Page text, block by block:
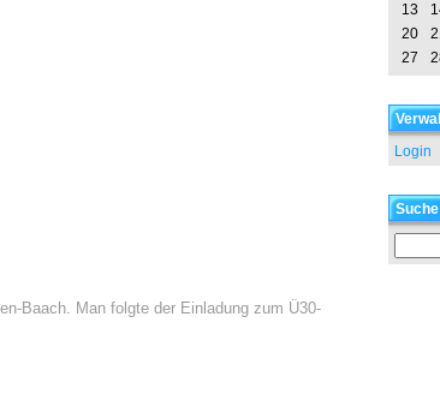
Baach. Man folgte der Einladung zum Ü30-
13
20
27
Login
Suche